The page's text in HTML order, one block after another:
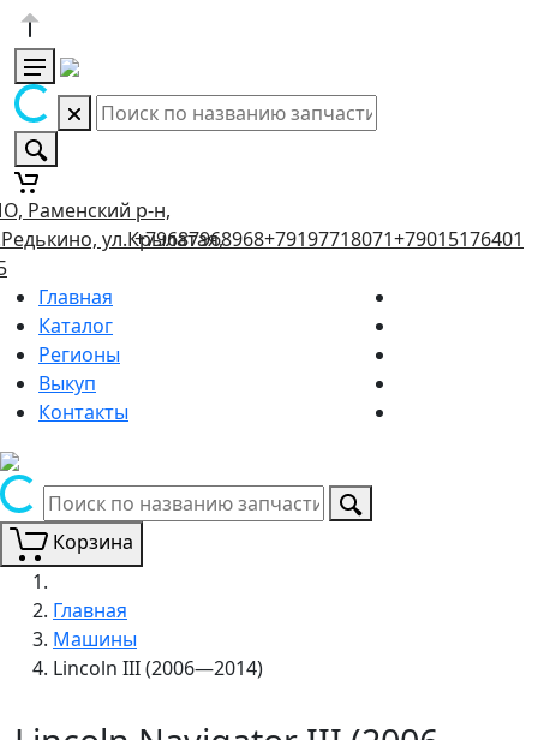
Раменский р-н,
ул.Крылатая,
+79687968968+79197718071+79015176401
Главная
Каталог
Регионы
Выкуп
Контакты
Корзина
Главная
Машины
Lincoln III (2006—2014)